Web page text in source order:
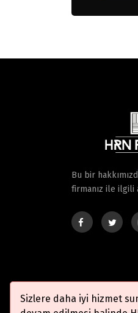
Sizlere daha iyi hizmet
Bu bir
firmanız ile ilgili